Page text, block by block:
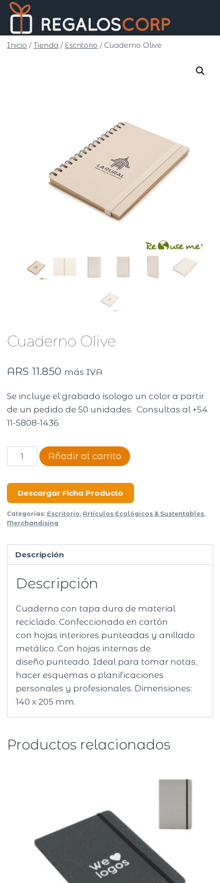
Saltar
contenido
Inicio / Tienda / Escritorio / Cuaderno Olive
Cuaderno Olive
ARS 11.850 más IVA
Se incluye el grabado isologo un color a partir
de un pedido de 50 unidades. Consultas al +54
11-5808-1436
Cuaderno
Olive
Añadir al carrito
Descargar Ficha Producto
Categorías: Escritorio, Artículos Ecológicos & Sustentables,
Merchandising
Descripción
Descripción
Cuaderno con tapa dura de material
reciclado. Confeccionado en cartón
con hojas interiores punteadas y anillado
metálico. Con hojas internas de
diseño punteado. Ideal para tomar notas,
hacer esquemas o planificaciones
personales y profesionales. Dimensiones:
140 x 205 mm.
Productos relacionados